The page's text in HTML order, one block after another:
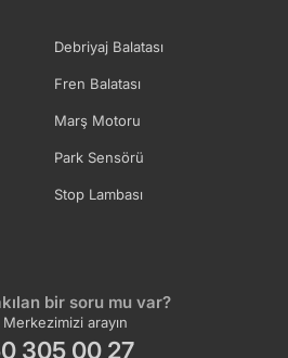
Debriyaj Balatası
Fren Balatası
Marş Motoru
Park Sensörü
Stop Lambası
bir soru mu var?
Merkezimizi arayın
305 00 27